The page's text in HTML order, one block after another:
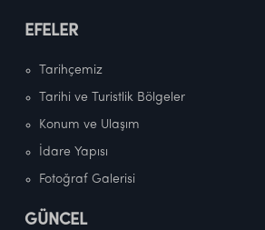
EFELER
Tarihçemiz
Tarihi ve Turistlik Bölgeler
Konum ve Ulaşım
İdare Yapısı
Fotoğraf Galerisi
GÜNCEL